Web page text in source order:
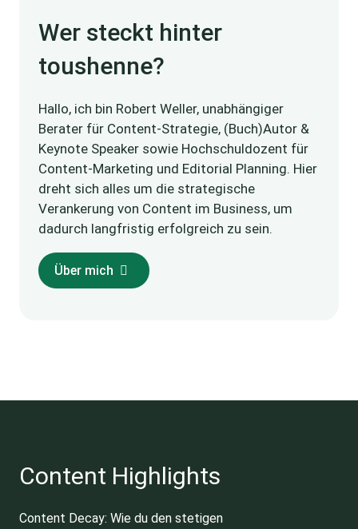
Wer steckt hinter
toushenne?
Hallo, ich bin Robert Weller, unabhängiger
Berater für Content-Strategie, (Buch)Autor &
Keynote Speaker sowie Hochschuldozent für
Content-Marketing und Editorial Planning. Hier
dreht sich alles um die strategische
Verankerung von Content im Business, um
dadurch langfristig erfolgreich zu sein.
Über mich
Content Highlights
Content Decay: Wie du den stetigen